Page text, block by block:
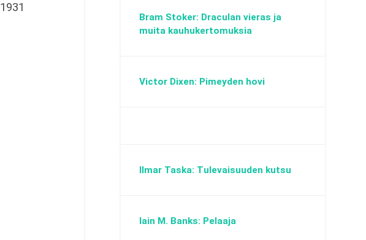
1931
Bram Stoker: Draculan vieras ja
muita kauhukertomuksia
Victor Dixen: Pimeyden hovi
Ilmar Taska: Tulevaisuuden kutsu
Iain M. Banks: Pelaaja